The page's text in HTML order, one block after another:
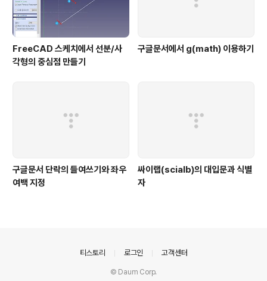
FreeCAD 스케치에서 선분/사
각형의 중심점 만들기
구글문서에서 g(math) 이용하기
구글문서 단락의 들여쓰기와 좌우
여백 지정
싸이랩(scialb)의 대입문과 식별
자
티스토리 로그인 고객센터
© Daum Corp.